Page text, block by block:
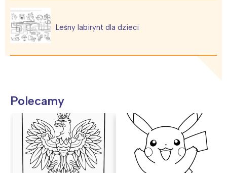
Leśny labirynt dla dzieci
Polecamy